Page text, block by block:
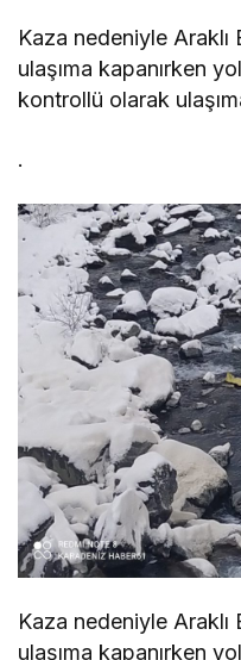
Kaza nedeniyle
ulaşıma kapanırken
kontrollü olarak
.
Kaza nedeniyle
ulaşıma kapanırken